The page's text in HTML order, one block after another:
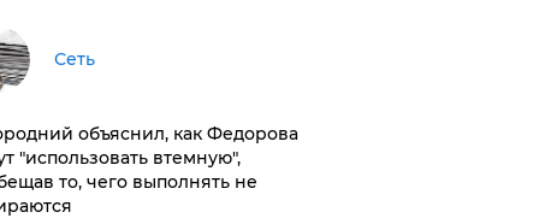
Сеть
объяснил, как Федорова
"использовать втемную",
то, чего выполнять не